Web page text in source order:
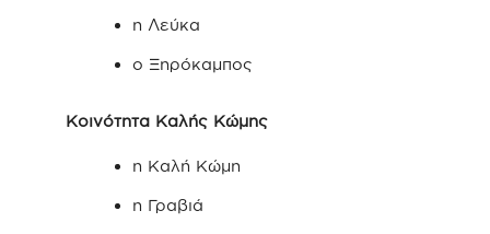
η Λεύκα
ο Ξηρόκαμπος
Κοινότητα Καλής Κώμης
η Καλή Κώμη
η Γραβιά